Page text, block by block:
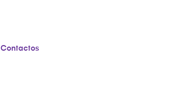
Contactos